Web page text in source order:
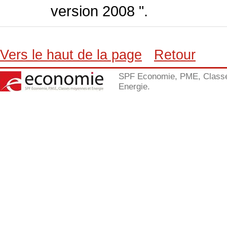
version 2008 ".
Vers le haut de la page Retour
SPF Economie, PME,
Energie.